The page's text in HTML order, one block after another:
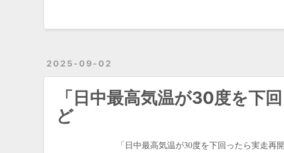
2025-09-02
「日中最高気温が30度を下
ど
「日中最高気温が30度を下回ったら実走